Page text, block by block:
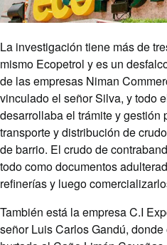
La investigación tiene más de
mismo Ecopetrol y es un
de las empresas Niman
vinculado el señor Silva, y todo
desarrollaba el trámite y gestión
transporte y distribución de
de barrio. El crudo de
todo como documentos
refinerías y luego
También está la empresa C.I
señor Luis Carlos Gandú,